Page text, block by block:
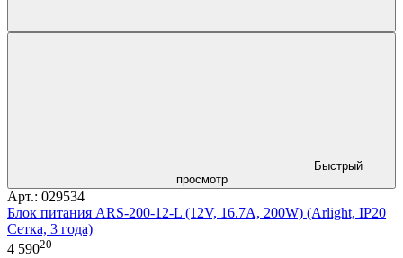
Быстрый
просмотр
Арт.: 029534
Блок питания ARS-200-12-L (12V, 16.7A, 200W) (Arlight, IP20
Сетка, 3 года)
4 59020